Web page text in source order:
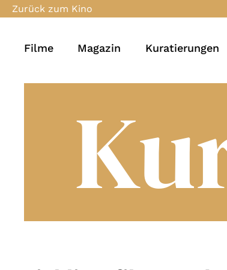
Zurück zum Kino
Filme Magazin Kuratierungen